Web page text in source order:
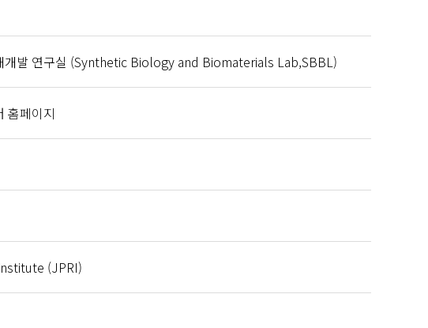
개발 연구실 (Synthetic Biology and Biomaterials Lab,SBBL)
홈페이지
(JPRI)